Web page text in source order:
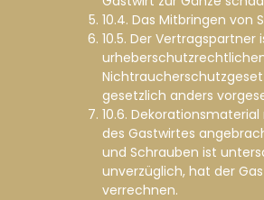
10.4. Das Mitbringen
10.5. Der
gesetzlich anders
10.6.
des Gastwirtes
und Schrauben ist
unverzüglich, hat der
verrechnen.